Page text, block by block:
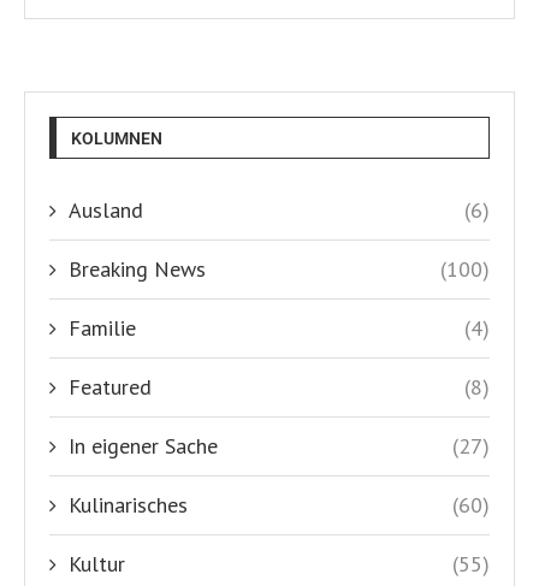
KOLUMNEN
Ausland (6)
Breaking News (100)
Familie (4)
Featured (8)
In eigener Sache (27)
Kulinarisches (60)
Kultur (55)